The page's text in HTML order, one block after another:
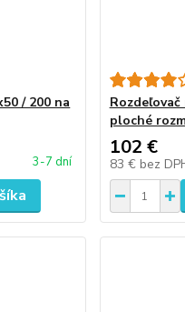
/ 200 na
3-7 dní
Rozdeľovač
ploché
102 €
83 € bez